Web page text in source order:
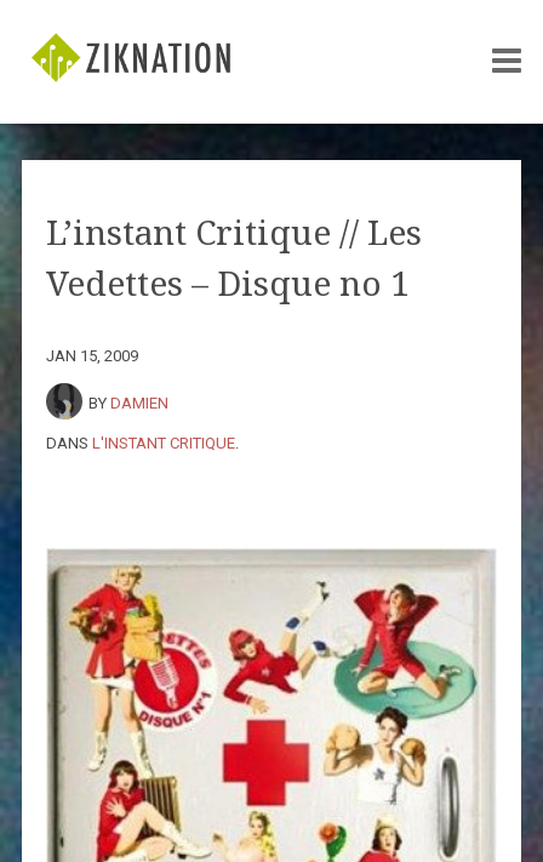
L’instant Critique // Les
Vedettes – Disque no 1
JAN 15, 2009
BY DAMIEN
DANS L'INSTANT CRITIQUE.